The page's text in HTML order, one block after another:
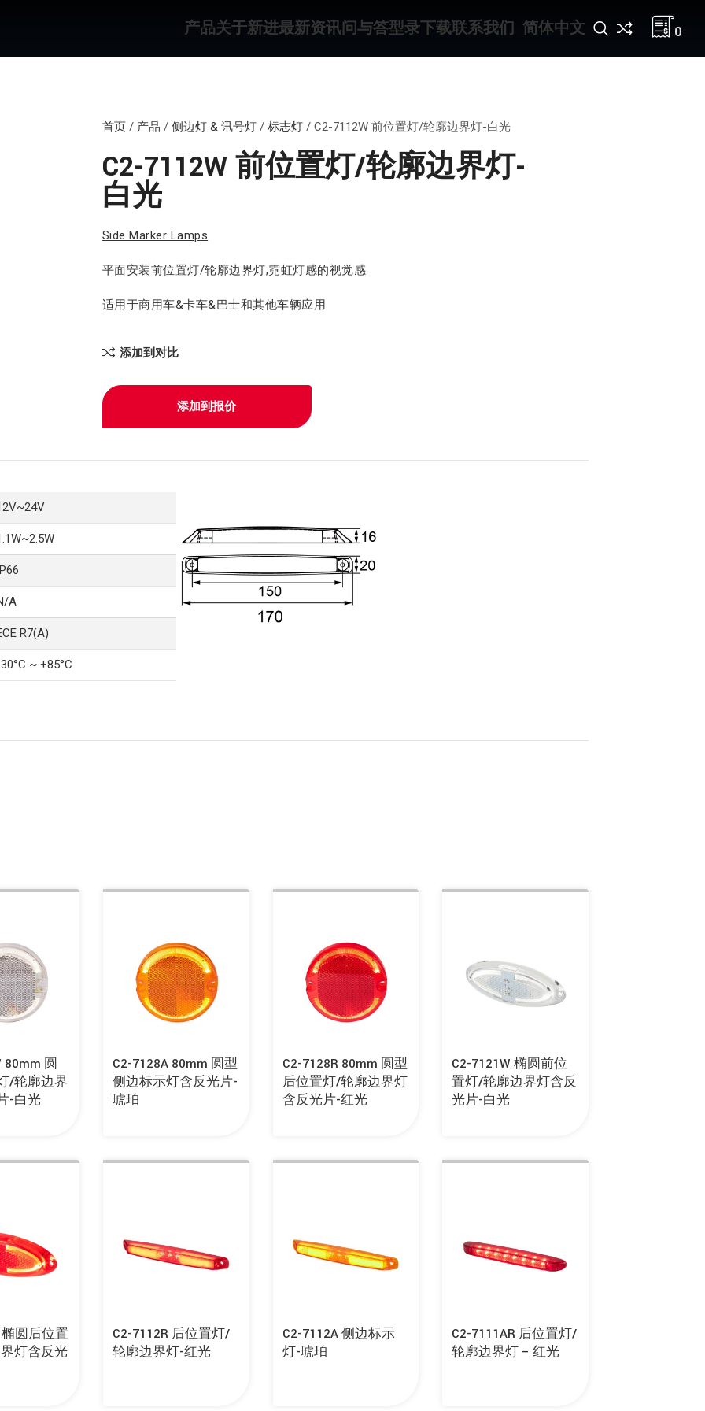
产品关于新进最新资讯问与答型录下载联系我们 简体中文 0
首页/ 产品 / 侧边灯 & 讯号灯/ 标志灯/ C2-7112W 前位置灯/轮廓边界灯-白光
C2-7112W 前位置灯/轮廓边界灯-
白光
Side Marker Lamps
平面安装前位置灯/轮廓边界灯,霓虹灯感的视觉感
适用于商用车&卡车&巴士和其他车辆应用
添加到对比
添加到报价
A
R7(A)
~ +85°C
80mm 圆
/轮廓边界
-白光
C2-7128A 80mm 圆型
侧边标示灯含反光片-
琥珀
C2-7128R 80mm 圆型
后位置灯/轮廓边界灯
含反光片-红光
C2-7121W 椭圆前位
置灯/轮廓边界灯含反
光片-白光
椭圆后位置
灯含反光
C2-7112R 后位置灯/
轮廓边界灯-红光
C2-7112A 侧边标示
灯-琥珀
C2-7111AR 后位置灯/
轮廓边界灯 – 红光